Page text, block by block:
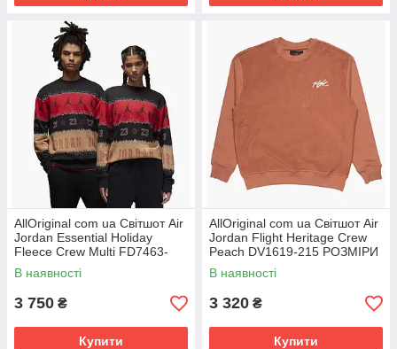
AllOriginal com ua Світшот Air
Jordan Essential Holiday
Fleece Crew Multi FD7463-
687 РОЗМІРИ ЗАПИТУЙТЕ
В наявності
3 750 ₴
Купити
AllOriginal com ua Світшот Air
Jordan Flight Heritage Crew
Peach DV1619-215 РОЗМІРИ
ЗАПИТУЙТЕ
В наявності
3 320 ₴
Купити